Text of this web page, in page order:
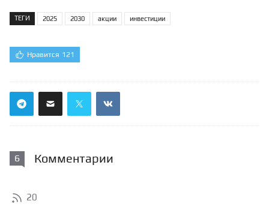
ТЕГИ 2025 2030 акции инвестиции
Нравится 121
6 Комментарии
20